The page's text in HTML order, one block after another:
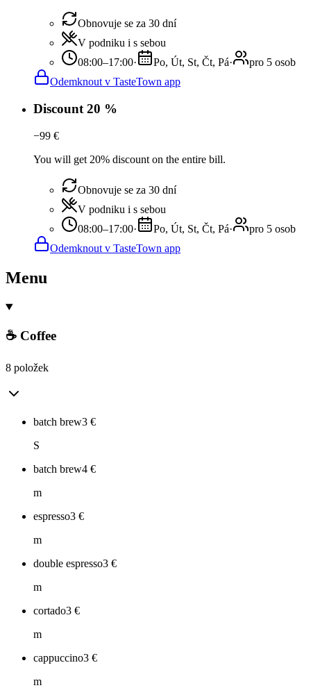
Obnovuje se za 30 dní
V podniku i s sebou
08:00–17:00· Po, Út, St, Čt, Pá·
pro 5 osob
Odemknout v TasteTown app
Discount 20 %
−99 €
You will get 20% discount on the entire bill.
Obnovuje se za 30 dní
V podniku i s sebou
08:00–17:00· Po, Út, St, Čt, Pá·
pro 5 osob
Odemknout v TasteTown app
Menu
☕ Coffee
8 položek
batch brew3 €
S
batch brew4 €
m
espresso3 €
m
double espresso3 €
m
cortado3 €
m
cappuccino3 €
m